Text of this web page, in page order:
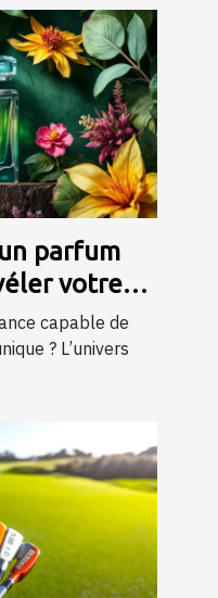
parfum
votre
capable de
? L’univers